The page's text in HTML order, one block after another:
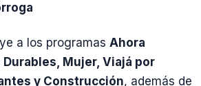
a los programas Ahora
Mujer, Viajá por
y Construcción, además de